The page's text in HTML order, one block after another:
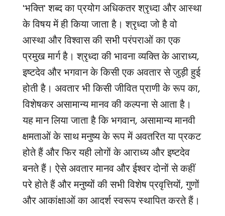
'भक्ति'शब्द का प्रयोग अधिकतर श्रृध्दा और आस्था
के विषय में ही किया जाता है। श्रृध्दा जो है वो
आस्था और विश्वास की सभी परंपराओं का एक
प्रमुख मार्ग है। श्रृध्दा की भावना व्यक्ति के आराध्य,
इष्टदेव और भगवान के किसी एक अवतार से जुड़ी हुई
होती है। अवतार भी किसी जीवित प्राणी के रूप का,
विशेषकर असामान्य मानव की कल्पना से आता है।
यह मान लिया जाता है कि भगवान, असामान्य मानवी
क्षमताओं के साथ मनुष्य के रूप में अवतरित या प्रकट
होते हैं और फिर यही लोगों के आराध्य और इष्टदेव
बनते हैं। ऐसे अवतार मानव और ईश्वर दोनों से कहीं
परे होते हैं और मनुष्यों की सभी विशेष प्रवृत्तियों, गुणों
और आकांक्षाओं का आदर्श स्वरूप स्थापित करते हैं।